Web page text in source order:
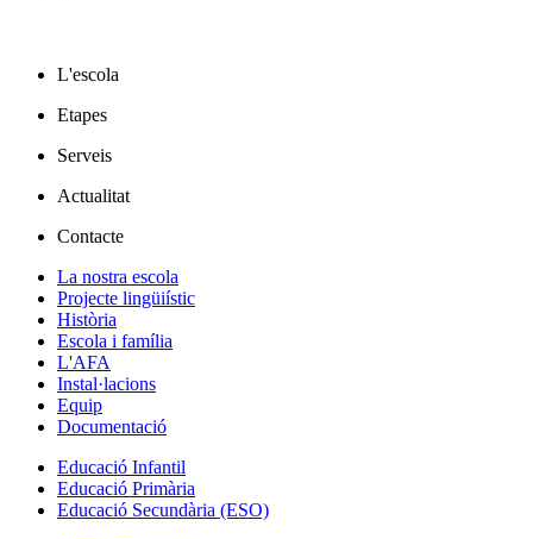
L'escola
Etapes
Serveis
Actualitat
Contacte
La nostra escola
Projecte lingüiístic
Història
Escola i família
L'AFA
Instal·lacions
Equip
Documentació
Educació Infantil
Educació Primària
Educació Secundària (ESO)